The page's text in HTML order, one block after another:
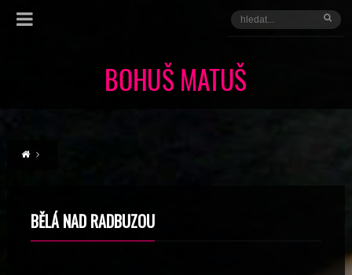
BĚLÁ NAD RADBUZOU